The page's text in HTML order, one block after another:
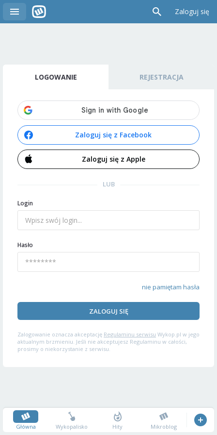
Zaloguj się
LOGOWANIE REJESTRACJA
Zaloguj się z Facebook
Zaloguj się z Apple
LUB
Login
Hasło
nie pamiętam hasła
ZALOGUJ SIĘ
Zalogowanie oznacza akceptację Regulaminu serwisu Wykop.pl w jego
aktualnym brzmieniu. Jeśli nie akceptujesz Regulaminu w całości,
prosimy o niekorzystanie z serwisu.
Główna Wykopalisko Hity Mikroblog